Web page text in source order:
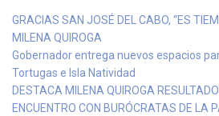
GRACIAS SAN JOSÉ DEL CABO, “ES
MILENA QUIROGA
Gobernador entrega nuevos espacios
Tortugas e Isla Natividad
DESTACA MILENA QUIROGA
ENCUENTRO CON BURÓCRATAS DE LA